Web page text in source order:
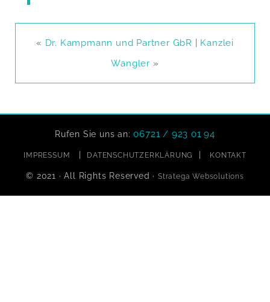
« Dr. Kampmann und Partner GbR
Kanzlei
Wangler »
Rufen Sie uns an:06721 / 923 01 94
IMPRESSUM DATENSCHUTZERKLÄRUNG KONTAKT
© 2021 · All Rights Reserved · Stratega Websolutions